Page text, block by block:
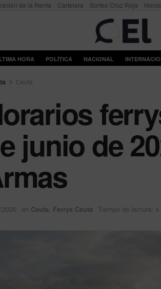
de la Renta Cartelera Sorteo Cruz Roja
HORA POLÍTICA NACIONAL
Ceuta
junio de
en Ceuta, Ferrys Ceuta Tiempo de lectura: